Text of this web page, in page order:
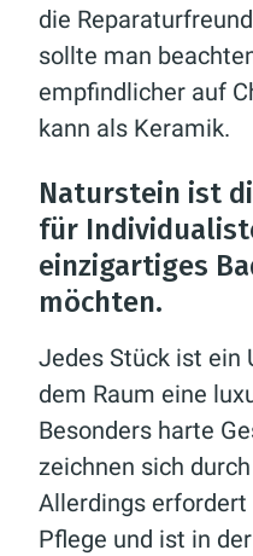
die
sollte man
empfindlicher auf
kann als Keramik.
Naturstein ist
für
einzigartiges
möchten.
Jedes Stück ist ein
dem Raum eine
Besonders harte
zeichnen sich
Allerdings
Pflege und ist in